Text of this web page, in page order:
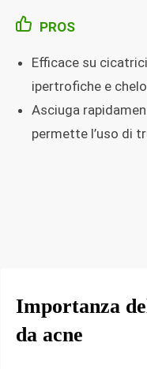
PROS
Efficace su cicatrici
ipertrofiche e
Asciuga
permette l’uso di
Importanza
da acne